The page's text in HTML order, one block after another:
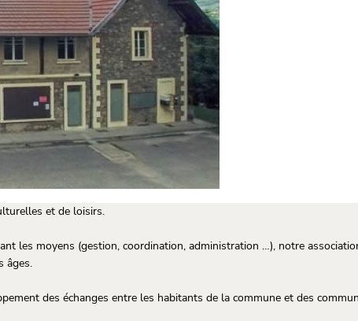
et de loisirs.
les moyens (gestion, coordination, administration …), notre
âges.
des échanges entre les habitants de la commune et des